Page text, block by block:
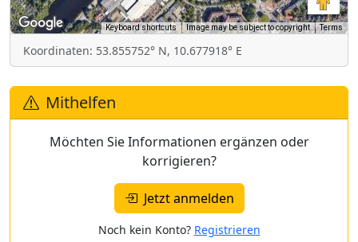
Keyboard shortcuts Image may be subject to copyright Terms
Koordinaten: 53.855752° N, 10.677918° E
Mithelfen
Möchten Sie Informationen ergänzen oder
korrigieren?
Jetzt anmelden
Noch kein Konto? Registrieren